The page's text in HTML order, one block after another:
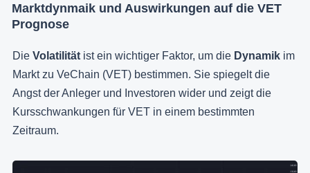
Marktdynmaik und Auswirkungen auf die VET
Prognose
Die Volatilität ist ein wichtiger Faktor, um die Dynamik im
Markt zu VeChain (VET) bestimmen. Sie spiegelt die
Angst der Anleger und Investoren wider und zeigt die
Kursschwankungen für VET in einem bestimmten
Zeitraum.